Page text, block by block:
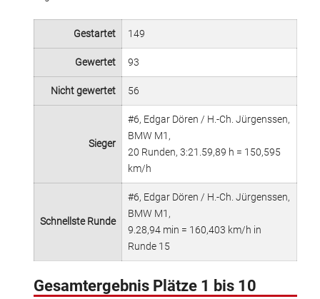
Gestartet 149
Gewertet 93
Nicht gewertet 56
Sieger
#6, Edgar Dören / H.-Ch. Jürgenssen,
BMW M1,
20 Runden, 3:21.59,89 h = 150,595
km/h
Schnellste Runde
#6, Edgar Dören / H.-Ch. Jürgenssen,
BMW M1,
9.28,94 min = 160,403 km/h in
Runde 15
Gesamtergebnis Plätze 1 bis 10